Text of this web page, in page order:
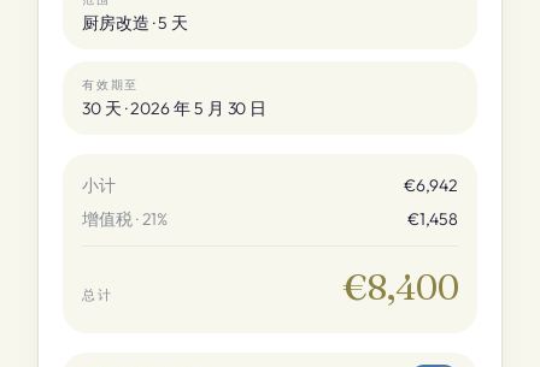
厨房改造 · 5 天
有效期至
30 天 · 2026 年 5 月 30 日
小计
€6,942
增值税 · 21%
€1,458
总计 €8,400